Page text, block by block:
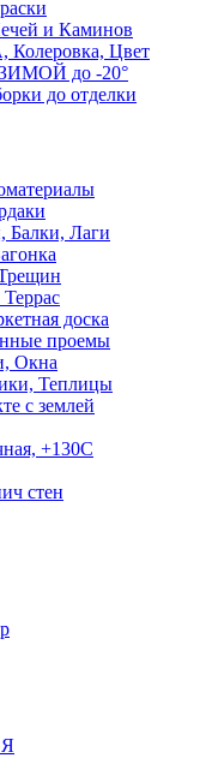
и Каминов
Цвет
ЗИМОЙ до -20°
до отделки
Балки, Лаги
доска
проемы
Окна
Теплицы
с землей
+130С
стен
Я